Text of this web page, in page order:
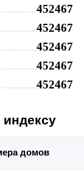
452467
452467
452467
452467
452467
домов